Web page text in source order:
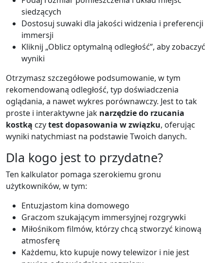
siedzących
Dostosuj suwaki dla jakości widzenia i preferencji
immersji
Kliknij „Oblicz optymalną odległość”, aby zobaczyć
wyniki
Otrzymasz szczegółowe podsumowanie, w tym
rekomendowaną odległość, typ doświadczenia
oglądania, a nawet wykres porównawczy. Jest to tak
proste i interaktywne jak narzędzie do rzucania
kostką czytest dopasowania w związku, oferując
wyniki natychmiast na podstawie Twoich danych.
Dla kogo jest to przydatne?
Ten kalkulator pomaga szerokiemu gronu
użytkowników, w tym:
Entuzjastom kina domowego
Graczom szukającym immersyjnej rozgrywki
Miłośnikom filmów, którzy chcą stworzyć kinową
atmosferę
Każdemu, kto kupuje nowy telewizor i nie jest